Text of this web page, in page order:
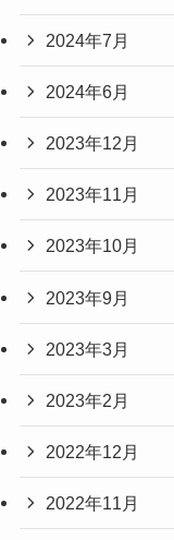
2024年7月
2024年6月
2023年12月
2023年11月
2023年10月
2023年9月
2023年3月
2023年2月
2022年12月
2022年11月